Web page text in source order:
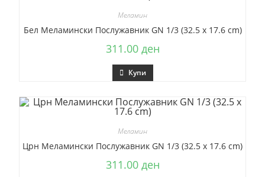
Меламин
Бел Меламински Послужавник GN 1/3 (32.5 x 17.6 cm)
311.00 ден
Купи
Меламин
Црн Меламински Послужавник GN 1/3 (32.5 x 17.6 cm)
311.00 ден